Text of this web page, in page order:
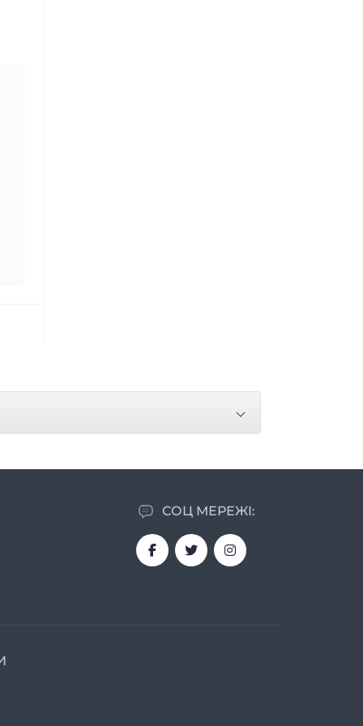
СОЦ МЕРЕЖІ: